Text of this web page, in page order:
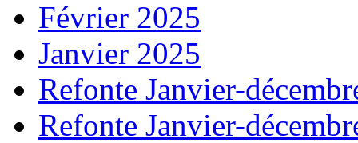
Février 2025
Janvier 2025
Refonte Janvier-
Refonte Janvier-